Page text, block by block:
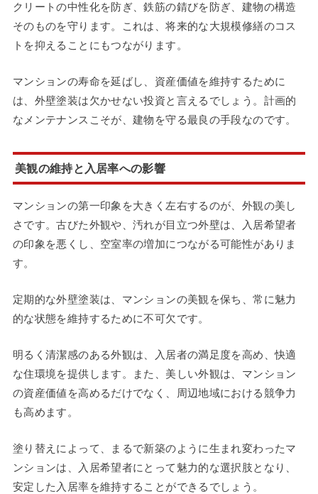
クリートの中性化を防ぎ、鉄筋の錆びを防ぎ、建物の構造
そのものを守ります。これは、将来的な大規模修繕のコス
トを抑えることにもつながります。
マンションの寿命を延ばし、資産価値を維持するために
は、外壁塗装は欠かせない投資と言えるでしょう。計画的
なメンテナンスこそが、建物を守る最良の手段なのです。
美観の維持と入居率への影響
マンションの第一印象を大きく左右するのが、外観の美し
さです。古びた外観や、汚れが目立つ外壁は、入居希望者
の印象を悪くし、空室率の増加につながる可能性がありま
す。
定期的な外壁塗装は、マンションの美観を保ち、常に魅力
的な状態を維持するために不可欠です。
明るく清潔感のある外観は、入居者の満足度を高め、快適
な住環境を提供します。また、美しい外観は、マンション
の資産価値を高めるだけでなく、周辺地域における競争力
も高めます。
塗り替えによって、まるで新築のように生まれ変わったマ
ンションは、入居希望者にとって魅力的な選択肢となり、
安定した入居率を維持することができるでしょう。